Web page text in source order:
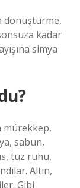
dönüştürme,
kadar
simya
mürekkep,
sabun,
tuz ruhu,
Altın,
Gibi